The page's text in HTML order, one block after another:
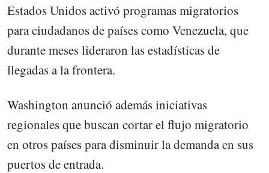
Estados Unidos activó programas migratorios
para ciudadanos de países como Venezuela, que
durante meses lideraron las estadísticas de
llegadas a la frontera.
Washington anunció además iniciativas
regionales que buscan cortar el flujo migratorio
en otros países para disminuir la demanda en sus
puertos de entrada.